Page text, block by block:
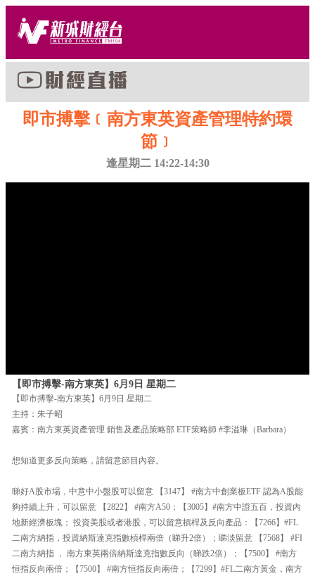
即市搏擊﹝南方東英資產管理特約環
節﹞
逢星期二 14:22-14:30
【即市搏擊-南方東英】6月9日 星期二
【即市搏擊-南方東英】6月9日 星期二
主持：朱子昭
嘉賓：南方東英資產管理 銷售及產品策略部 ETF策略師 #李溢琳（Barbara）
想知道更多反向策略，請留意節目內容。
睇好A股市場，中意中小盤股可以留意 【3147】 #南方中創業板ETF 認為A股能
夠持續上升，可以留意 【2822】 #南方A50；【3005】#南方中證五百，投資內
地新經濟板塊； 投資美股或者港股，可以留意槓桿及反向產品：【7266】#FL
二南方納指，投資納斯達克指數槓桿兩倍（睇升2倍）；睇淡留意 【7568】 #FI
二南方納指 ， 南方東英兩倍納斯達克指數反向（睇跌2倍）；【7500】 #南方
恒指反向兩倍；【7500】 #南方恒指反向兩倍；【7299】#FL二南方黃金，南方